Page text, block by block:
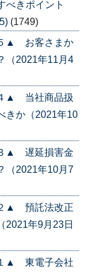
べきポイント
(1749)
５▲ お客さまか
（2021年11月4
▲ 当社商品扱
きか（2021年10
３▲ 遅延損害金
（2021年10月7
２▲ 預託法改正
2021年9月23日
１▲ 東電子会社